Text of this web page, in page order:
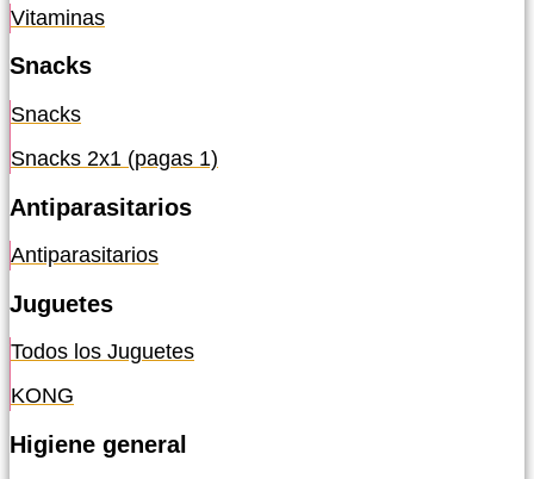
Vitaminas
Snacks
Snacks
Snacks 2x1 (pagas 1)
Antiparasitarios
Antiparasitarios
Juguetes
Todos los Juguetes
KONG
Higiene general